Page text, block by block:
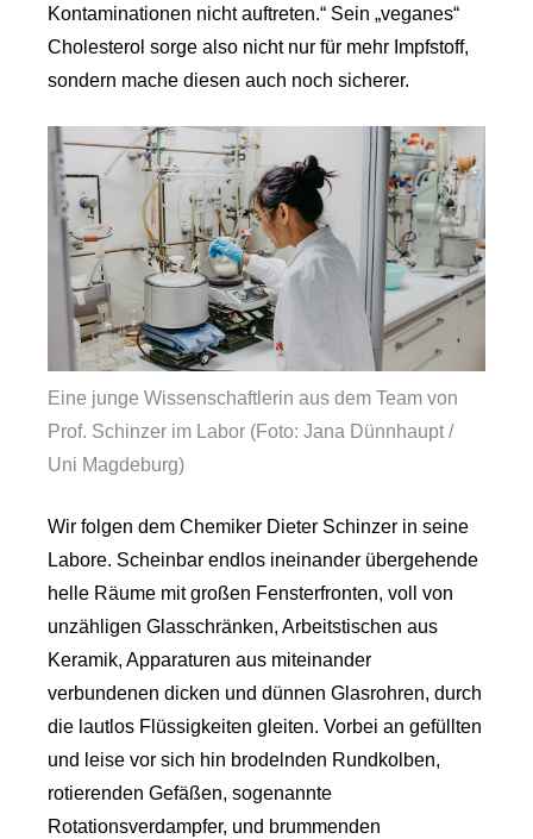
Kontaminationen nicht auftreten.“ Sein „veganes“
Cholesterol sorge also nicht nur für mehr Impfstoff,
sondern mache diesen auch noch sicherer.
Eine junge Wissenschaftlerin aus dem Team von
Prof. Schinzer im Labor (Foto: Jana Dünnhaupt /
Uni Magdeburg)
Wir folgen dem Chemiker Dieter Schinzer in seine
Labore. Scheinbar endlos ineinander übergehende
helle Räume mit großen Fensterfronten, voll von
unzähligen Glasschränken, Arbeitstischen aus
Keramik, Apparaturen aus miteinander
verbundenen dicken und dünnen Glasrohren, durch
die lautlos Flüssigkeiten gleiten. Vorbei an gefüllten
und leise vor sich hin brodelnden Rundkolben,
rotierenden Gefäßen, sogenannte
Rotationsverdampfer, und brummenden